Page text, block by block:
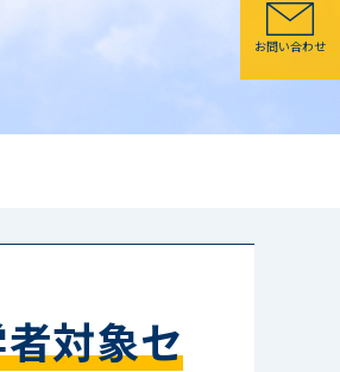
お問い合わせ
対象セ